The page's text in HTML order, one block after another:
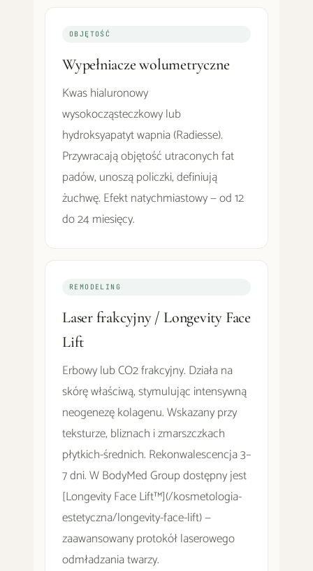
OBJĘTOŚĆ
Wypełniacze wolumetryczne
Kwas hialuronowy
wysokocząsteczkowy lub
hydroksyapatyt wapnia (Radiesse).
Przywracają objętość utraconych fat
padów, unoszą policzki, definiują
żuchwę. Efekt natychmiastowy — od 12
do 24 miesięcy.
REMODELING
Laser frakcyjny / Longevity Face
Lift
Erbowy lub CO2 frakcyjny. Działa na
skórę właściwą, stymulując intensywną
neogenezę kolagenu. Wskazany przy
teksturze, bliznach i zmarszczkach
płytkich-średnich. Rekonwalescencja 3–
7 dni. W BodyMed Group dostępny jest
[Longevity Face Lift™](/kosmetologia-
estetyczna/longevity-face-lift) —
zaawansowany protokół laserowego
odmładzania twarzy.